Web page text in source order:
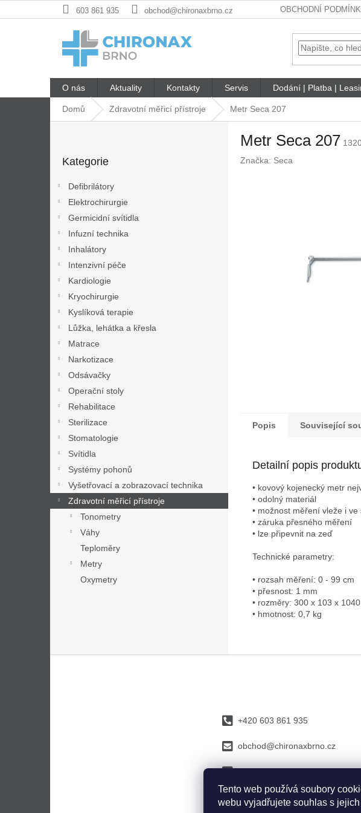
Tento web používá soubory
webu vyjadřujete souhlas s
na
603 861 935 obchod@chironaxbrno.cz OBCHODNÍ
O nás Aktuality Kontakty Servis Dodání | Platba |
Domů Zdravotní měřicí přístroje Metr Seca 207
kategorie
Kategorie
Defibrilátory
Elektrochirurgie
Germicidní svítidla
Infuzní technika
Inhalátory
Intenzivní péče
Kardiologie
Kryochirurgie
Kyslíková terapie
Lůžka, lehátka a křesla
Matrace
Narkotizace
Odsávačky
Operační stoly
Rehabilitace
Sterilizace
Stomatologie
Svítidla
Systémy pohonů
Vyšetřovací a zobrazovací technika
Zdravotní měřicí přístroje
Tonometry
Váhy
Teploměry
Metry
Oxymetry
Metr Seca 207
Značka: Seca
Popis Související
Detailní popis
• kovový kojenecký metr
• odolný materiál
• možnost měření vleže i ve
• záruka přesného měření
• lze připevnit na zeď
Technické parametry:
• rozsah měření: 0 - 99 cm
• přesnost: 1 mm
• rozměry: 300 x 103 x
• hmotnost: 0,7 kg
+420 603 861 935
obchod@chironaxbrno.cz
facebook.com/Chironax